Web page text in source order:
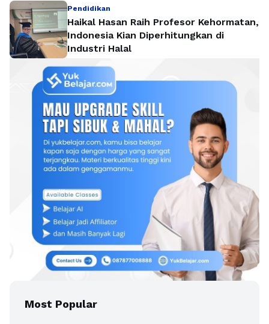
Pendidikan
Haikal Hasan Raih Profesor Kehormatan,
Indonesia Kian Diperhitungkan di
Industri Halal
Most Popular